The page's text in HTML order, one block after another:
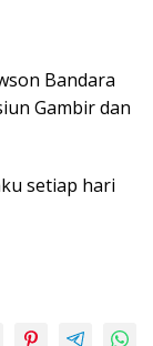
Bandara
Gambir dan
setiap hari